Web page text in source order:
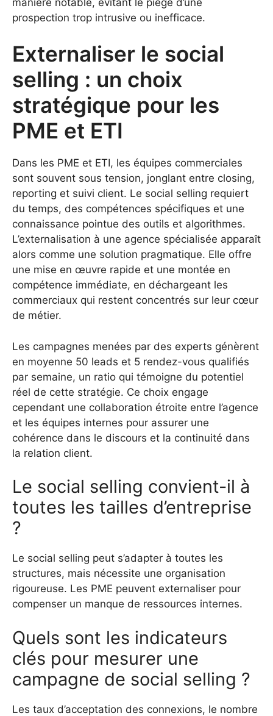
prospection trop intrusive ou inefficace.
Externaliser le social
selling : un choix
stratégique pour les
PME et ETI
Dans les PME et ETI, les équipes commerciales
sont souvent sous tension, jonglant entre closing,
reporting et suivi client. Le social selling requiert
du temps, des compétences spécifiques et une
connaissance pointue des outils et algorithmes.
L’externalisation à une agence spécialisée apparaît
alors comme une solution pragmatique. Elle offre
une mise en œuvre rapide et une montée en
compétence immédiate, en déchargeant les
commerciaux qui restent concentrés sur leur cœur
de métier.
Les campagnes menées par des experts génèrent
en moyenne 50 leads et 5 rendez-vous qualifiés
par semaine, un ratio qui témoigne du potentiel
réel de cette stratégie. Ce choix engage
cependant une collaboration étroite entre l’agence
et les équipes internes pour assurer une
cohérence dans le discours et la continuité dans
la relation client.
Le social selling convient-il à
toutes les tailles d’entreprise
?
Le social selling peut s’adapter à toutes les
structures, mais nécessite une organisation
rigoureuse. Les PME peuvent externaliser pour
compenser un manque de ressources internes.
Quels sont les indicateurs
clés pour mesurer une
campagne de social selling ?
Les taux d’acceptation des connexions, le nombre